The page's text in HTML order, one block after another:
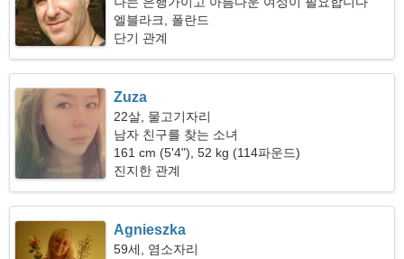
엘블라크, 폴란드
단기 관계
Zuza
22살, 물고기자리
남자 친구를 찾는 소녀
161 cm (5'4"), 52 kg (114파운드)
진지한 관계
Agnieszka
59세, 염소자리